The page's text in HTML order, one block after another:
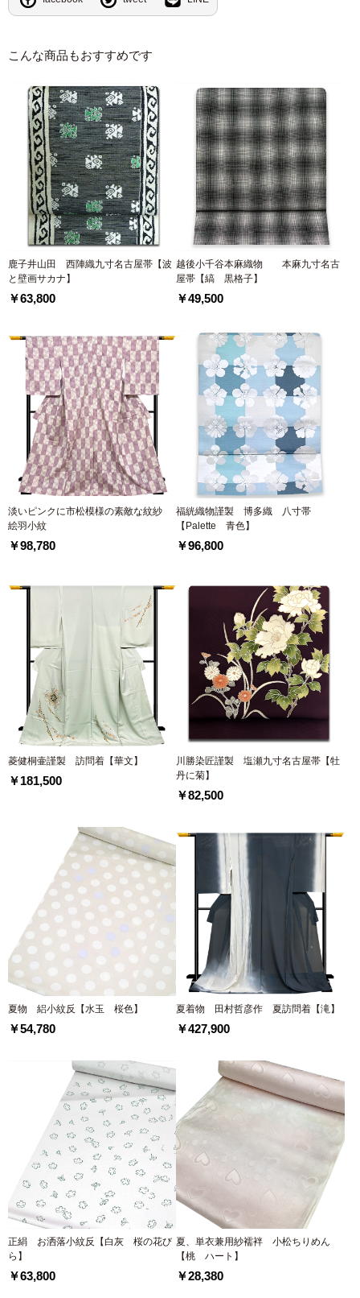
こんな商品もおすすめです
鹿子井山田 西陣織九寸名古屋帯【波
と壁画サカナ】
￥63,800
越後小千谷本麻織物 本麻九寸名古
屋帯【縞 黒格子】
￥49,500
淡いピンクに市松模様の素敵な紋紗
絵羽小紋
￥98,780
福絖織物謹製 博多織 八寸帯
【Palette 青色】
￥96,800
菱健桐壷謹製 訪問着【華文】
￥181,500
川勝染匠謹製 塩瀬九寸名古屋帯【牡
丹に菊】
￥82,500
夏物 絽小紋反【水玉 桜色】
￥54,780
夏着物 田村哲彦作 夏訪問着【滝】
￥427,900
正絹 お洒落小紋反【白灰 桜の花び
ら】
￥63,800
夏、単衣兼用紗襦袢 小松ちりめん
【桃 ハート】
￥28,380